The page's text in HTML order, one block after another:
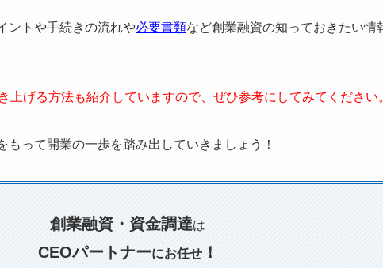
ントや手続きの流れや必要書類など創業融資の知っておきたい情
上げる方法も紹介していますので、ぜひ参考にしてみてください
もって開業の一歩を踏み出していきましょう！
創業融資・資金調達は
CEOパートナーにお任せ！